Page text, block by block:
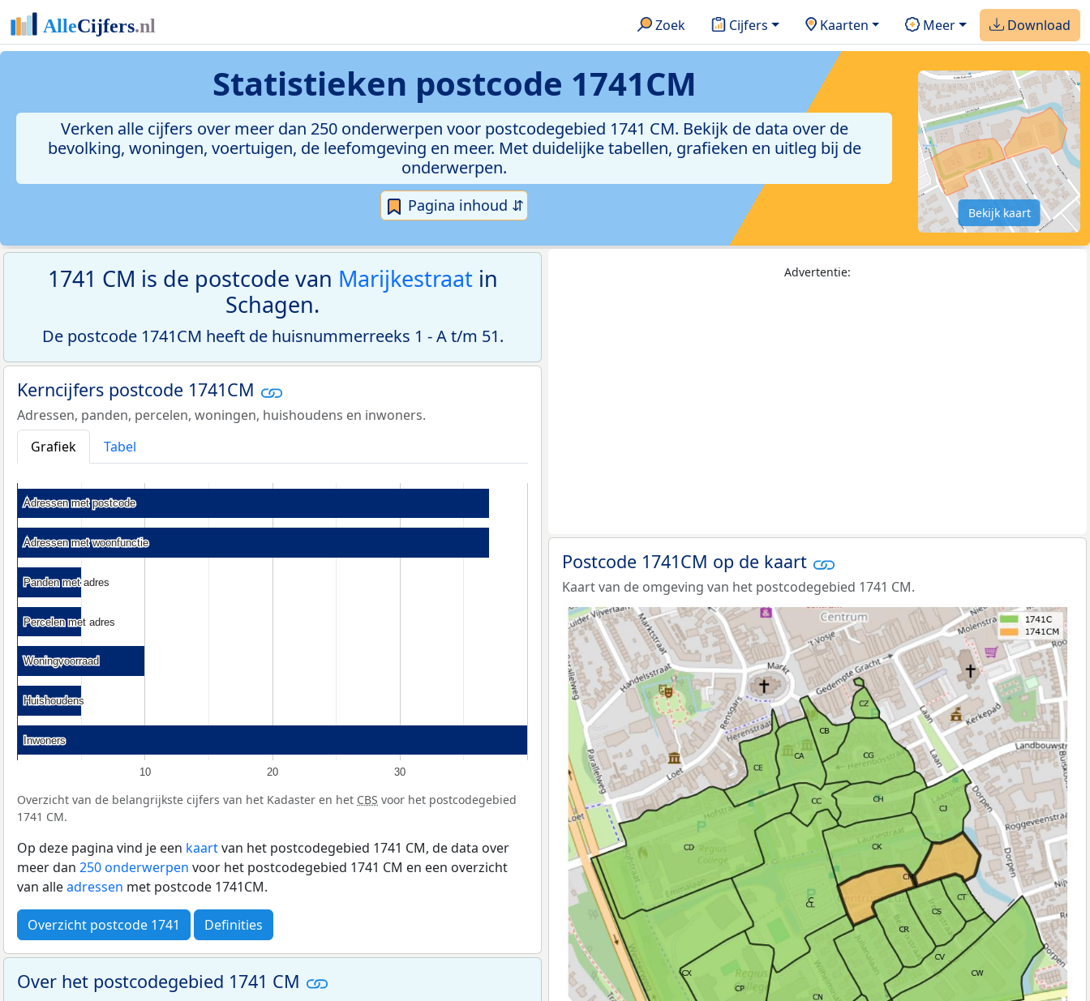
Zoek Cijfers Kaarten Meer Download
Statistieken postcode 1741CM
Verken alle cijfers over meer dan 250 onderwerpen voor postcodegebied 1741 CM. Bekijk de data over de
bevolking, woningen, voertuigen, de leefomgeving en meer. Met duidelijke tabellen, grafieken en uitleg bij de
onderwerpen.
Pagina inhoud ⇵ Bekijk kaart
1741 CM is de postcode van Marijkestraatin
Schagen.
De postcode 1741CM heeft de huisnummerreeks 1 - A t/m 51.
Kerncijfers postcode 1741CM
Adressen, panden, percelen, woningen, huishoudens en inwoners.
Grafiek
Tabel
10 20 30
Adressen met postcode
Adressen met postcode
Adressen met woonfunctie
Adressen met woonfunctie
Panden met adres
Panden met adres
Percelen met adres
Percelen met adres
Woningvoorraad
Woningvoorraad
Huishoudens
Huishoudens
Inwoners
Inwoners
Overzicht van de belangrijkste cijfers van het Kadaster en het CBS voor het postcodegebied
1741 CM.
Op deze pagina vind je een kaartvan het postcodegebied 1741 CM, de data over
meer dan 250 onderwerpen voor het postcodegebied 1741 CM en een overzicht
van alleadressen met postcode 1741CM.
Overzicht postcode 1741 Definities
Over het postcodegebied 1741 CM
Advertentie:
Postcode 1741CM op de kaart
Kaart van de omgeving van het postcodegebied 1741 CM.